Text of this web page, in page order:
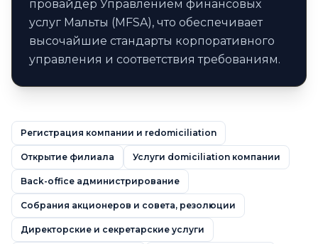
провайдер Управлением финансовых
услуг Мальты (MFSA), что обеспечивает
высочайшие стандарты корпоративного
управления и соответствия требованиям.
Регистрация компании и redomiciliation
Открытие филиала Услуги domiciliation компании
Back-office администрирование
Собрания акционеров и совета, резолюции
Директорские и секретарские услуги